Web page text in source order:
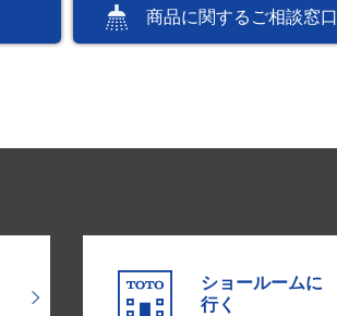
商品に関するご相談窓口
ショールームに
行く